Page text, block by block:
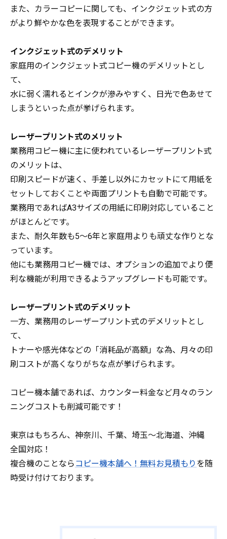
また、カラーコピーに関しても、インクジェット式の方
がより鮮やかな色を表現することができます。
インクジェット式のデメリット
家庭用のインクジェット式コピー機のデメリットとし
て、
水に弱く濡れるとインクが滲みやすく、日光で色あせて
しまうといった点が挙げられます。
レーザープリント式のメリット
業務用コピー機に主に使われているレーザープリント式
のメリットは、
印刷スピードが速く、手差し以外にカセットにて用紙を
セットしておくことや両面プリントも自動で可能です。
業務用であればA3サイズの用紙に印刷対応していること
がほとんどです。
また、耐久年数も5～6年と家庭用よりも頑丈な作りとな
っています。
他にも業務用コピー機では、オプションの追加でより便
利な機能が利用できるようアップグレードも可能です。
レーザープリント式のデメリット
一方、業務用のレーザープリント式のデメリットとし
て、
トナーや感光体などの「消耗品が高額」な為、月々の印
刷コストが高くなりがちな点が挙げられます。
コピー機本舗であれば、カウンター料金など月々のラン
ニングコストも削減可能です！
東京はもちろん、神奈川、千葉、埼玉～北海道、沖縄
全国対応！
複合機のことなら コピー機本舗へ！無料お見積もり を随
時受け付けております。